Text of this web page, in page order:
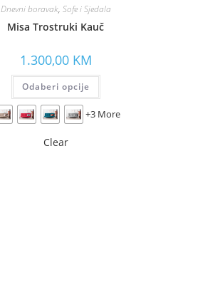
Dnevni boravak, Sofe i Sjedala
Misa Trostruki Kauč
1.300,00 KM
Odaberi opcije
+3 More
Clear